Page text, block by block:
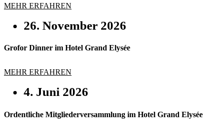
MEHR ERFAHREN
26. November 2026
Grofor Dinner im Hotel Grand Elysée
MEHR ERFAHREN
4. Juni 2026
Ordentliche Mitgliederversammlung im Hotel Grand Elysée